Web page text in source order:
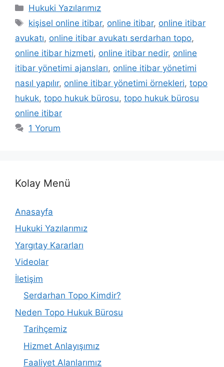
Kategoriler
Hukuki Yazılarımız
Etiketler
kişisel online itibar, online itibar, online itibar
avukatı, online itibar avukatı serdarhan topo,
online itibar hizmeti, online itibar nedir, online
itibar yönetimi ajansları, online itibar yönetimi
nasıl yapılır, online itibar yönetimi örnekleri, topo
hukuk, topo hukuk bürosu, topo hukuk bürosu
online itibar
1 Yorum
Kolay Menü
Anasayfa
Hukuki Yazılarımız
Yargıtay Kararları
Videolar
İletişim
Serdarhan Topo Kimdir?
Neden Topo Hukuk Bürosu
Tarihçemiz
Hizmet Anlayışımız
Faaliyet Alanlarımız